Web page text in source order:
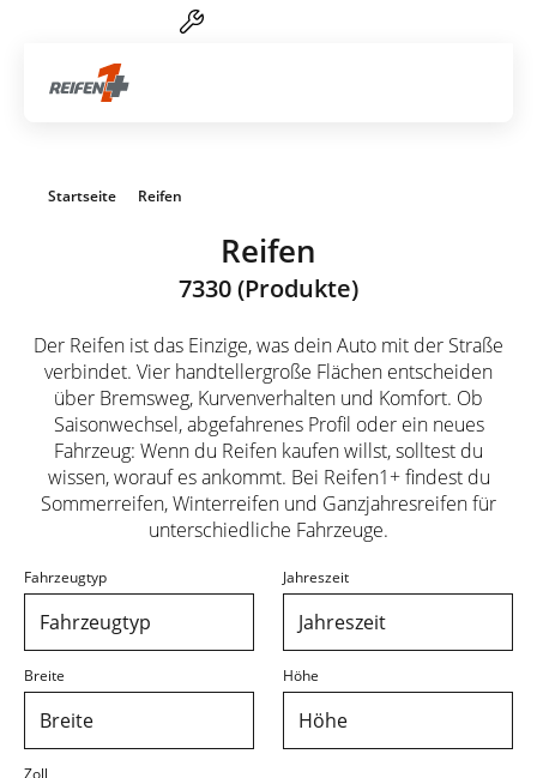
Startseite Reifen
Reifen
7330 (Produkte)
Der Reifen ist das Einzige, was dein Auto mit der Straße
verbindet. Vier handtellergroße Flächen entscheiden
über Bremsweg, Kurvenverhalten und Komfort. Ob
Saisonwechsel, abgefahrenes Profil oder ein neues
Fahrzeug: Wenn du Reifen kaufen willst, solltest du
wissen, worauf es ankommt. Bei Reifen1+ findest du
Sommerreifen, Winterreifen und Ganzjahresreifen für
unterschiedliche Fahrzeuge.
Fahrzeugtyp
Fahrzeugtyp
Jahreszeit
Jahreszeit
Breite
Breite
Höhe
Höhe
Zoll